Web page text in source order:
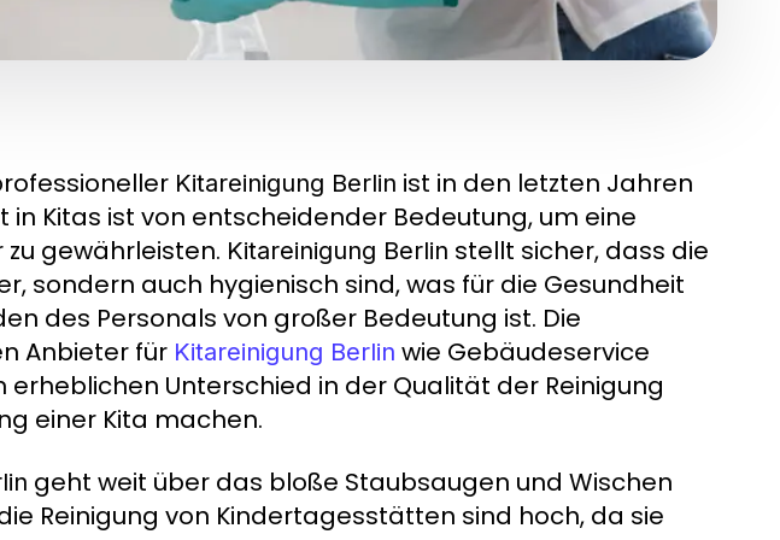
Kitareinigung Berlin ist in den letzten Jahren
in Kitas ist von entscheidender Bedeutung, um eine
gewährleisten. Kitareinigung Berlin stellt sicher, dass die
sondern auch hygienisch sind, was für die Gesundheit
des Personals von großer Bedeutung ist. Die
Anbieter für Kitareinigung Berlin wie Gebäudeservice
erheblichen Unterschied in der Qualität der Reinigung
einer Kita machen.
geht weit über das bloße Staubsaugen und Wischen
Reinigung von Kindertagesstätten sind hoch, da sie